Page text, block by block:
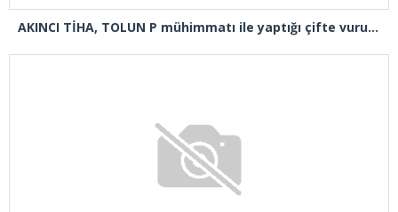
AKINCI TİHA, TOLUN P mühimmatı ile yaptığı çifte vuruşta hedefi tam isabetle vurdu